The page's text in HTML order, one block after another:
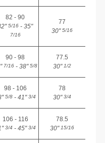
82 - 90
5/16 - 35"
7/16
77
30"5/16
90 - 98
7/16 - 38"5/8
77.5
30"1/2
98 - 106
5/8 - 41"3/4
78
30"3/4
106 - 116
3/4 - 45"3/4
78.5
30"15/16